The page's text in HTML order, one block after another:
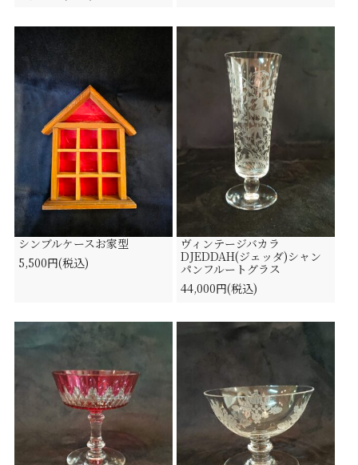
シンブルケースお家型
5,500円(税込)
ヴィンテージバカラ
DJEDDAH(ジェッダ)シャン
パンフルートグラス
44,000円(税込)